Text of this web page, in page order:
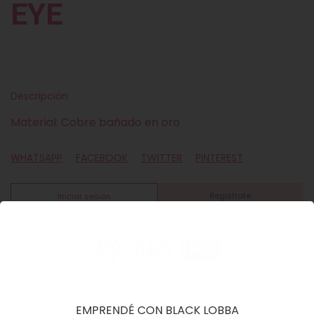
EYE
Descripción
Material: Cobre bañado en oro
WHATSAPP FACEBOOK TWITTER PINTEREST
Iniciar sesión
EMPRENDÉ CON BLACK LOBBA